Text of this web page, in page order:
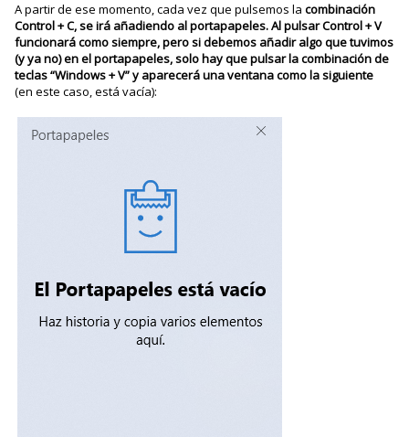
A partir de ese momento, cada vez que pulsemos lacombinación
Control + C, se irá añadiendo al portapapeles. Al pulsar Control + V
funcionará como siempre, pero si debemos añadir algo que tuvimos
(y ya no) en el portapapeles, solo hay que pulsar la combinación de
teclas “Windows + V” y aparecerá una ventana como la siguiente
(en este caso, está vacía):